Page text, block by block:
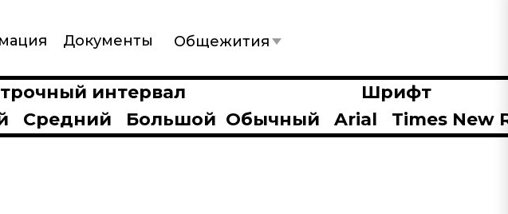
интервал
Средний Большой
Шрифт
Обычный
Arial Times New
Документы Общежития